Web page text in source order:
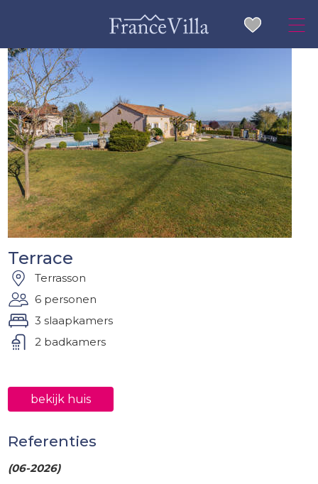
Terrace
Terrasson
6 personen
3 slaapkamers
2 badkamers
bekijk huis
Referenties
(06-2026)